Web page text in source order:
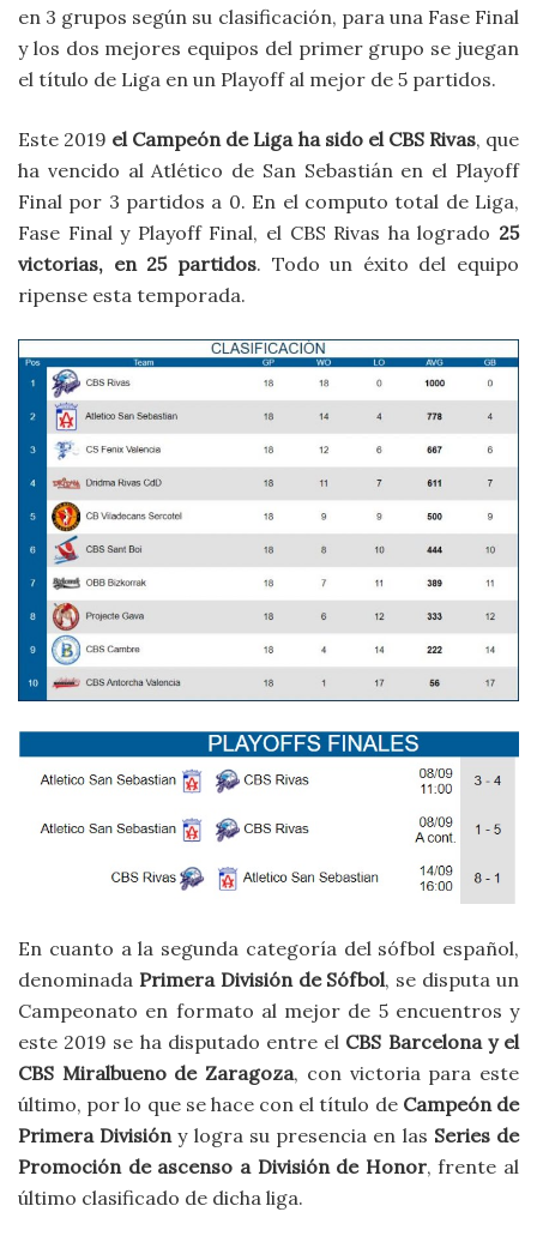
en 3 grupos según su clasificación, para una Fase Final
y los dos mejores equipos del primer grupo se juegan
el título de Liga en un Playoff al mejor de 5 partidos.
Este 2019 el Campeón de Liga ha sido el CBS Rivas, que
ha vencido al Atlético de San Sebastián en el Playoff
Final por 3 partidos a 0. En el computo total de Liga,
Fase Final y Playoff Final, el CBS Rivas ha logrado 25
victorias, en 25 partidos. Todo un éxito del equipo
ripense esta temporada.
En cuanto a la segunda categoría del sófbol español,
denominada Primera División de Sófbol, se disputa un
Campeonato en formato al mejor de 5 encuentros y
este 2019 se ha disputado entre el CBS Barcelona y el
CBS Miralbueno de Zaragoza, con victoria para este
último, por lo que se hace con el título de Campeón de
Primera Divisióny logra su presencia en las Series de
Promoción de ascenso a División de Honor, frente al
último clasificado de dicha liga.